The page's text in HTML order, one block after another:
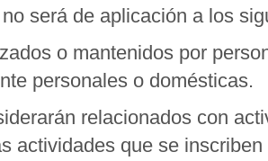
será de aplicación a los
o mantenidos por
personales o domésticas.
relacionados con
actividades que se